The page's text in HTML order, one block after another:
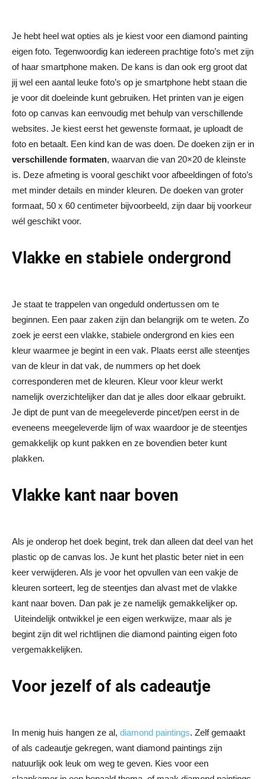
Je hebt heel wat opties als je kiest voor een diamond painting
eigen foto. Tegenwoordig kan iedereen prachtige foto’s met zijn
of haar smartphone maken. De kans is dan ook erg groot dat
jij wel een aantal leuke foto’s op je smartphone hebt staan die
je voor dit doeleinde kunt gebruiken. Het printen van je eigen
foto op canvas kan eenvoudig met behulp van verschillende
websites. Je kiest eerst het gewenste formaat, je uploadt de
foto en betaalt. Een kind kan de was doen. De doeken zijn er in
verschillende formaten, waarvan die van 20×20 de kleinste
is. Deze afmeting is vooral geschikt voor afbeeldingen of foto’s
met minder details en minder kleuren. De doeken van groter
formaat, 50 x 60 centimeter bijvoorbeeld, zijn daar bij voorkeur
wél geschikt voor.
Vlakke en stabiele ondergrond
Je staat te trappelen van ongeduld ondertussen om te
beginnen. Een paar zaken zijn dan belangrijk om te weten. Zo
zoek je eerst een vlakke, stabiele ondergrond en kies een
kleur waarmee je begint in een vak. Plaats eerst alle steentjes
van de kleur in dat vak, de nummers op het doek
corresponderen met de kleuren. Kleur voor kleur werkt
namelijk overzichtelijker dan dat je alles door elkaar gebruikt.
Je dipt de punt van de meegeleverde pincet/pen eerst in de
eveneens meegeleverde lijm of wax waardoor je de steentjes
gemakkelijk op kunt pakken en ze bovendien beter kunt
plakken.
Vlakke kant naar boven
Als je onderop het doek begint, trek dan alleen dat deel van het
plastic op de canvas los. Je kunt het plastic beter niet in een
keer verwijderen. Als je voor het opvullen van een vakje de
kleuren sorteert, leg de steentjes dan alvast met de vlakke
kant naar boven. Dan pak je ze namelijk gemakkelijker op.
Uiteindelijk ontwikkel je een eigen werkwijze, maar als je
begint zijn dit wel richtlijnen die diamond painting eigen foto
vergemakkelijken.
Voor jezelf of als cadeautje
In menig huis hangen ze al, diamond paintings. Zelf gemaakt
of als cadeautje gekregen, want diamond paintings zijn
natuurlijk ook leuk om weg te geven. Kies voor een